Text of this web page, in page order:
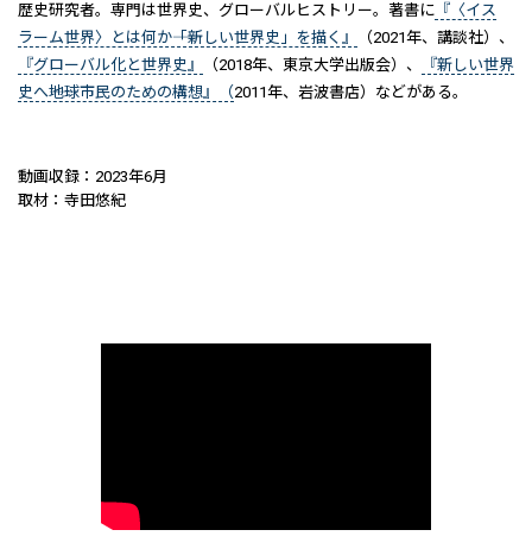
歴史研究者。専門は世界史、グローバルヒストリー。著書に 『〈イス
ラーム世界〉とは何か――「新しい世界史」を描く』
（2021年、講談社）、
『グローバル化と世界史』
（2018年、東京大学出版会）、
『新しい世界
史へ――地球市民のための構想』（2011年、岩波書店）などがある。
動画収録：2023年6月
取材：寺田悠紀